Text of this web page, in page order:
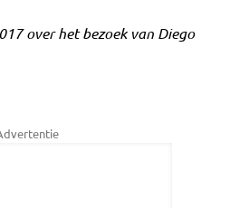
over het bezoek van Diego